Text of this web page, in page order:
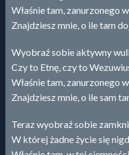
Właśnie tam, zanurzonego
Znajdziesz mnie, o ile tam
Wyobraź sobie aktywny
Czy to Etnę, czy to
Właśnie tam, zanurzonego
Znajdziesz mnie, o ile sam
Teraz wyobraź sobie
W której żadne życie się